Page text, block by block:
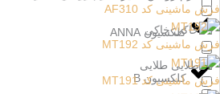
کلکسیون ANNA
کلکسیون B
خاکی
طلایی
فرش ماشینی کد AF310
فرش ماشینی کد MT192
فرش ماشینی کد MT191